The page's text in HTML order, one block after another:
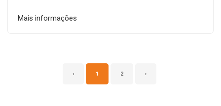
Mais informações
‹ 1 2 ›